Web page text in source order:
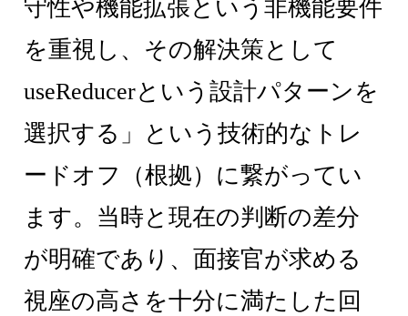
守性や機能拡張という非機能要件
を重視し、その解決策として
useReducerという設計パターンを
選択する」という技術的なトレ
ードオフ（根拠）に繋がってい
ます。当時と現在の判断の差分
が明確であり、面接官が求める
視座の高さを十分に満たした回